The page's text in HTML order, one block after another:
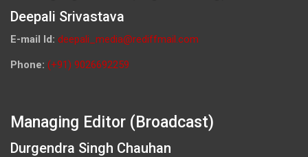
Deepali Srivastava
E-mail Id: deepali_media@rediffmail.com
Phone: (+91) 9026692259
Managing Editor (Broadcast)
Durgendra Singh Chauhan